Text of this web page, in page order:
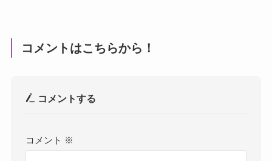
コメントはこちらから！
コメントする
コメント ※